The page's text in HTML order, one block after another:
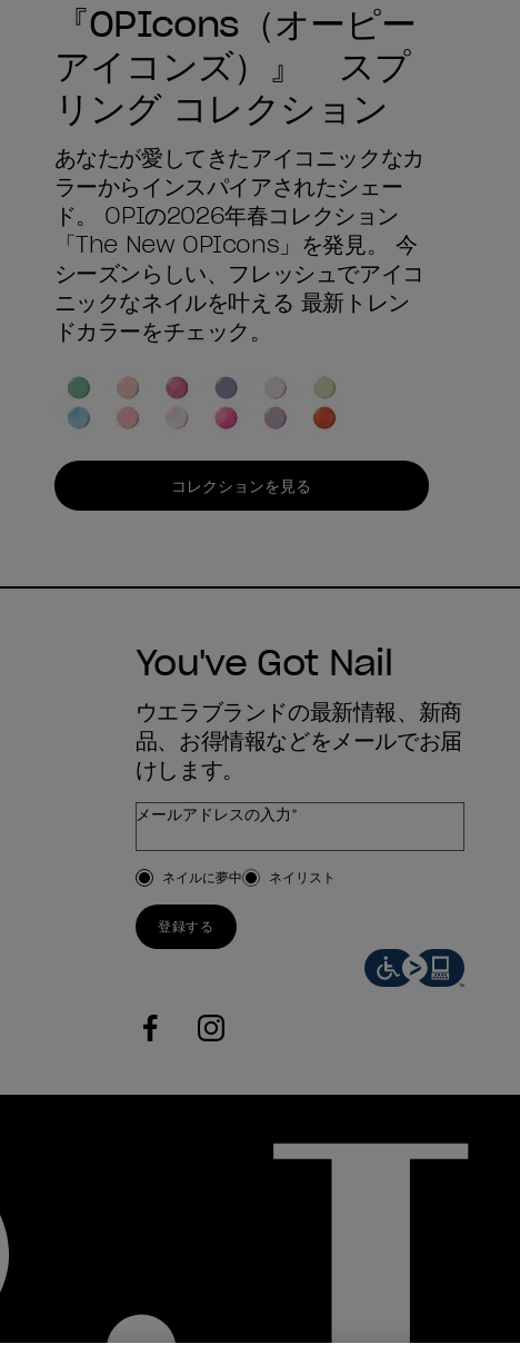
『OPIcons（オーピー
アイコンズ）』 スプ
リング コレクション
あなたが愛してきたアイコニックなカ
ラーからインスパイアされたシェー
ド。 OPIの2026年春コレクション
「The New OPIcons」を発見。 今
シーズンらしい、フレッシュでアイコ
ニックなネイルを叶える 最新トレン
ドカラーをチェック。
コレクションを見る
You've Got Nail
ウエラブランドの最新情報、新商
品、お得情報などをメールでお届
けします。
メールアドレスの入力*
お客様のタイプ
ネイルに夢中 ネイリスト
登録する